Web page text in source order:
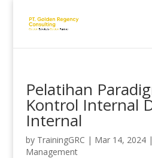
Pelatihan
Kontrol Internal
Internal
by TrainingGRC | Mar 14, 2024|
Management